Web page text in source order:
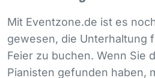
Mit Eventzone.de ist es
gewesen, die Unterhaltung
Feier zu buchen. Wenn Sie
Pianisten gefunden haben,